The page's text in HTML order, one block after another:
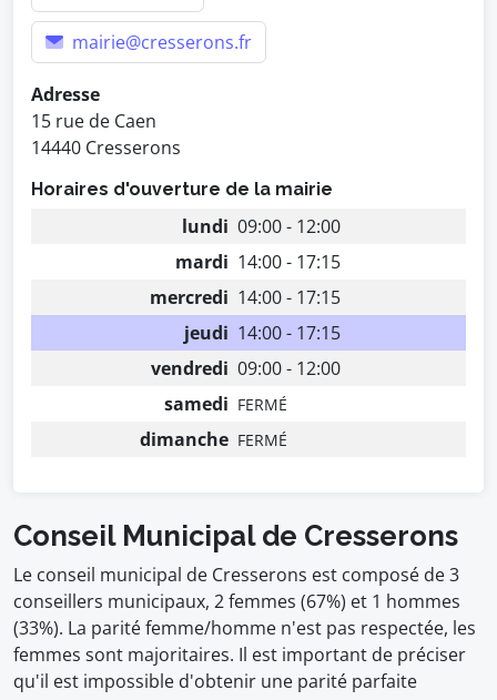
mairie@cresserons.fr
Adresse
15 rue de Caen
14440 Cresserons
Horaires d'ouverture de la mairie
lundi 09:00 - 12:00
mardi 14:00 - 17:15
mercredi 14:00 - 17:15
jeudi 14:00 - 17:15
vendredi 09:00 - 12:00
samedi FERMÉ
dimanche FERMÉ
Conseil Municipal de Cresserons
Le conseil municipal de Cresserons est composé de 3
conseillers municipaux, 2 femmes (67%) et 1 hommes
(33%). La parité femme/homme n'est pas respectée, les
femmes sont majoritaires. Il est important de préciser
qu'il est impossible d'obtenir une parité parfaite